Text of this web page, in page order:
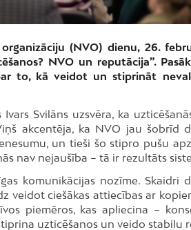
(NVO) dienu, 26.
NVO un reputācija”.
to, kā veidot un stiprināt
Svilāns uzsvēra, ka
akcentēja, ka NVO jau šobrīd
un tieši šo stipro pušu
nav nejaušība – tā ir rezultāts
komunikācijas nozīme.
veidot ciešākas attiecības ar
piemēros, kas apliecina –
uzticēšanos un veido stabilu